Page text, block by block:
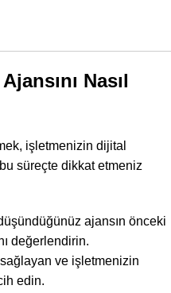
Nasıl
işletmenizin dijital
süreçte dikkat etmeniz
ajansın önceki
değerlendirin.
ve işletmenizin
edin.